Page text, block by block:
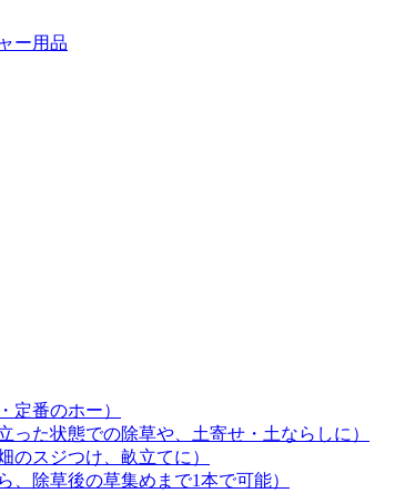
定番のホー）
った状態での除草や、土寄せ・土ならしに）
のスジつけ、畝立てに）
、除草後の草集めまで1本で可能）